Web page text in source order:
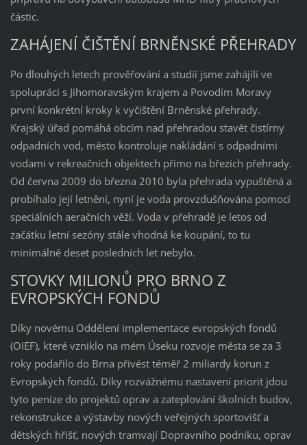
částic.
ZAHÁJENÍ ČIŠTĚNÍ BRNĚNSKÉ PŘEHRADY
Po dlouhých letech prověřování a studií jsme zahájili ve
spolupráci s Jihomoravským krajem a Povodím Moravy
první konkrétní kroky k vyčištění Brněnské přehrady.
Krajský úřad pomáhá obcím nad přehradou stavět čistírny
odpadních vod, město kontroluje nakládání s odpadními
vodami v rekreačních objektech přímo na březích přehrady.
Od června 2009 do března 2010 byla přehrada vypuštěná a
probíhalo její letnění, nyní je voda provzdušňována pomocí
speciálních aeračních věží. Voda v přehradě je letos od
začátku letní sezóny stále vhodná ke koupání, to tu
minimálně deset posledních let nebylo.
STOVKY MILIONŮ PRO BRNO Z
EVROPSKÝCH FONDŮ
Díky novému Oddělení implementace evropských fondů
(OIEF), které vzniklo na mém Úseku rozvoje města se za 3
roky podařilo do Brna přivést téměř 2 miliardy korun z
Evropských fondů. Díky rozvážnému nastavení priorit jdou
tyto peníze do projektů oprav a zateplování školních budov,
rekonstrukce a výstavby nových veřejných sportovišť a
dětských hřišť, nových tramvají Dopravního podniku, oprav